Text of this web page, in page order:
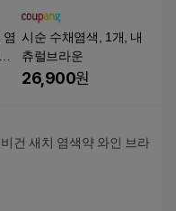
염 시순 수채염색, 1개, 내
츄럴브라운
26,900원
건 새치 염색약 와인 브라